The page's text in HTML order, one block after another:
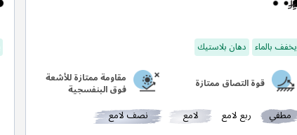
يخفف بالماء دهان بلاستيك
قوة التصاق ممتازة مقاومة ممتازة للأشعة
فوق البنفسجية
مطفي ربع لامع لامع نصف لامع